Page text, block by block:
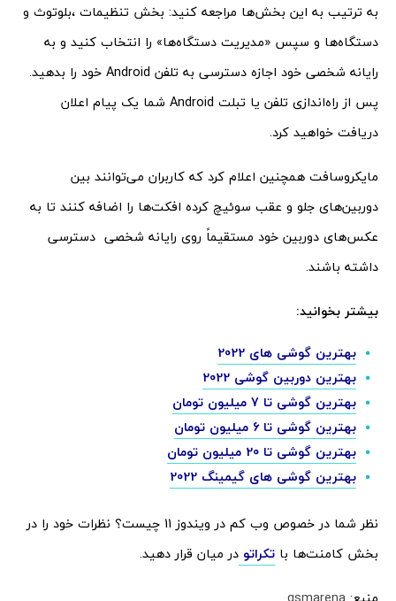
به ترتیب به این بخش‌ها مراجعه کنید: بخش تنظیمات ،بلوتوث و
دستگاه‌ها و سپس «مدیریت دستگاه‌ها» را انتخاب کنید و به
رایانه شخصی خود اجازه دسترسی به تلفن Android خود را بدهید.
پس از راه‌اندازی تلفن یا تبلت Android شما یک پیام اعلان
دریافت خواهید کرد.
مایکروسافت همچنین اعلام کرد که کاربران می‌توانند بین
دوربین‌های جلو و عقب سوئیچ کرده افکت‌ها را اضافه کنند تا به
عکس‌های دوربین خود مستقیماً روی رایانه شخصی دسترسی
داشته باشند.
بیشتر بخوانید:
بهترین گوشی های 2022
بهترین دوربین گوشی 2022
بهترین گوشی تا 7 میلیون تومان
بهترین گوشی تا 6 میلیون تومان
بهترین گوشی تا 20 میلیون تومان
بهترین گوشی های گیمینگ 2022
نظر شما در خصوص وب کم در ویندوز 11 چیست؟ نظرات خود را در
بخش کامنت‌ها با تکراتو در میان قرار دهید.